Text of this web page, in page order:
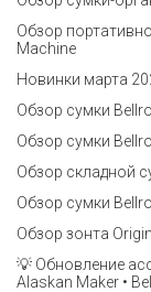
Обзор
Machine
Новинки марта
Обзор сумки
Обзор сумки
Обзор складной
Обзор сумки
Обзор зонта
💡 Обновление
Alaskan Maker •